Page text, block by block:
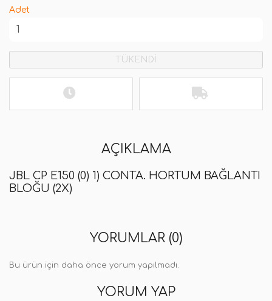
Adet
TÜKENDİ
AÇIKLAMA
JBL CP E150 (0) 1) CONTA. HORTUM BAĞLANTI
BLOĞU (2X)
YORUMLAR (0)
Bu ürün için daha önce yorum yapılmadı.
YORUM YAP